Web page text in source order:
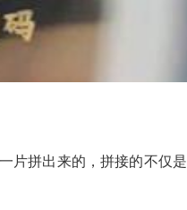
片拼出来的，拼接的不仅是